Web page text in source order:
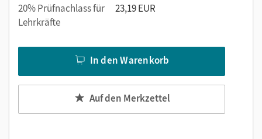
20% Prüfnachlass für
Lehrkräfte
23,19 EUR
In den Warenkorb
Auf den Merkzettel